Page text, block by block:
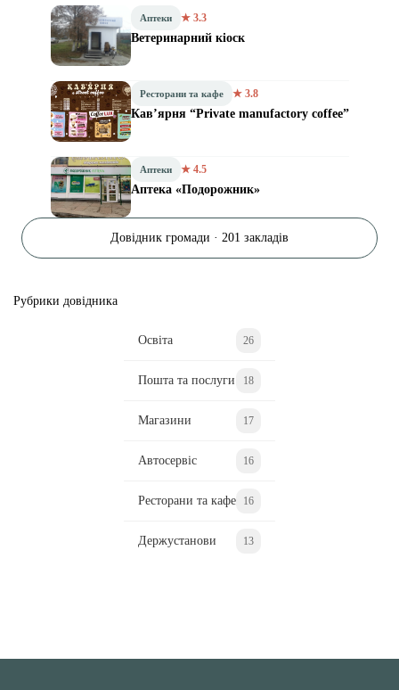
Аптеки ★ 3.3
Ветеринарний кіоск
Ресторани та кафе ★ 3.8
Кав’ярня “Private manufactory coffee”
Аптеки ★ 4.5
Аптека «Подорожник»
Довідник громади · 201 закладів
Рубрики довідника
Освіта 26
Пошта та послуги 18
Магазини 17
Автосервіс 16
Ресторани та кафе 16
Держустанови 13